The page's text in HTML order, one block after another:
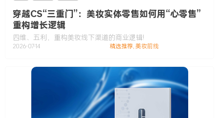
穿越CS“三重门”：美妆实体零售如何用“心零售”
重构增长逻辑
四维、五利，重构美妆线下渠道的商业逻辑!
2026-07-14 精选推荐,美妆前线